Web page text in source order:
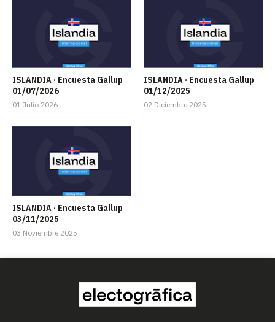
ISLANDIA · Encuesta Gallup
01/07/2026
01 Julio 2026
ISLANDIA · Encuesta Gallup
01/12/2025
02 Diciembre 2025
ISLANDIA · Encuesta Gallup
03/11/2025
03 Noviembre 2025